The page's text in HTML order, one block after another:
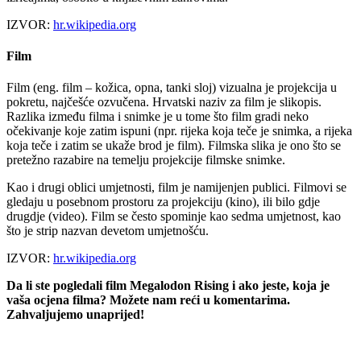
IZVOR: hr.wikipedia.org
Film
Film (eng. film – kožica, opna, tanki sloj) vizualna je projekcija u
pokretu, najčešće ozvučena. Hrvatski naziv za film je slikopis.
Razlika između filma i snimke je u tome što film gradi neko
očekivanje koje zatim ispuni (npr. rijeka koja teče je snimka, a rijeka
koja teče i zatim se ukaže brod je film). Filmska slika je ono što se
pretežno razabire na temelju projekcije filmske snimke.
Kao i drugi oblici umjetnosti, film je namijenjen publici. Filmovi se
gledaju u posebnom prostoru za projekciju (kino), ili bilo gdje
drugdje (video). Film se često spominje kao sedma umjetnost, kao
što je strip nazvan devetom umjetnošću.
IZVOR: hr.wikipedia.org
Da li ste pogledali film Megalodon Rising i ako jeste, koja je
vaša ocjena filma? Možete nam reći u komentarima.
Zahvaljujemo unaprijed!